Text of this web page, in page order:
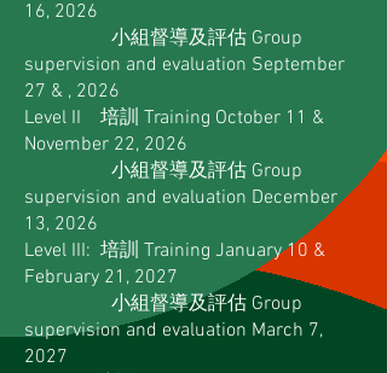
16, 2026
小組督導及評估 Group
supervision and evaluation September
27 & , 2026
Level II 培訓 Training October 11 &
November 22, 2026
小組督導及評估 Group
supervision and evaluation December
13, 2026
Level III: 培訓 Training January 10 &
February 21, 2027
小組督導及評估 Group
supervision and evaluation March 7,
2027